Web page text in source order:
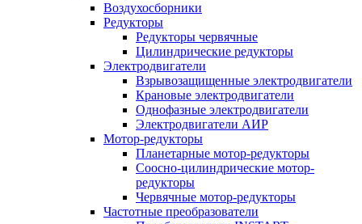
Воздухосборники
Редукторы
Редукторы червячные
Цилиндрические редукторы
Электродвигатели
Взрывозащищенные электродвигатели
Крановые электродвигатели
Однофазные электродвигатели
Электродвигатели АИР
Мотор-редукторы
Планетарные мотор-редукторы
Соосно-цилиндрические мотор-
редукторы
Червячные мотор-редукторы
Частотные преобразователи